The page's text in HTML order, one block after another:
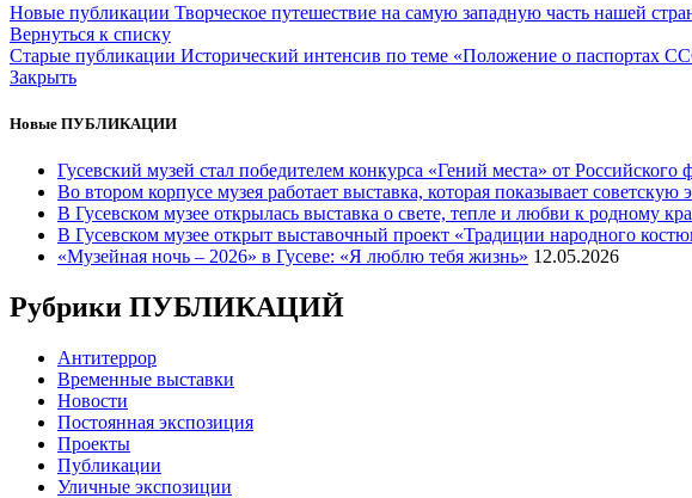
Новые публикации Творческое путешествие на самую западную часть нашей
Вернуться к списку
Старые публикации Исторический интенсив по теме «Положение о паспортах
Закрыть
Новые ПУБЛИКАЦИИ
Гусевский музей стал победителем конкурса «Гений места» от Российского
Во втором корпусе музея работает выставка, которая показывает
В Гусевском музее открылась выставка о свете, тепле и любви к родному
В Гусевском музее открыт выставочный проект «Традиции народного
«Музейная ночь – 2026» в Гусеве: «Я люблю тебя жизнь» 12.05.2026
Рубрики ПУБЛИКАЦИЙ
Антитеррор
Временные выставки
Новости
Постоянная экспозиция
Проекты
Публикации
Уличные экспозиции